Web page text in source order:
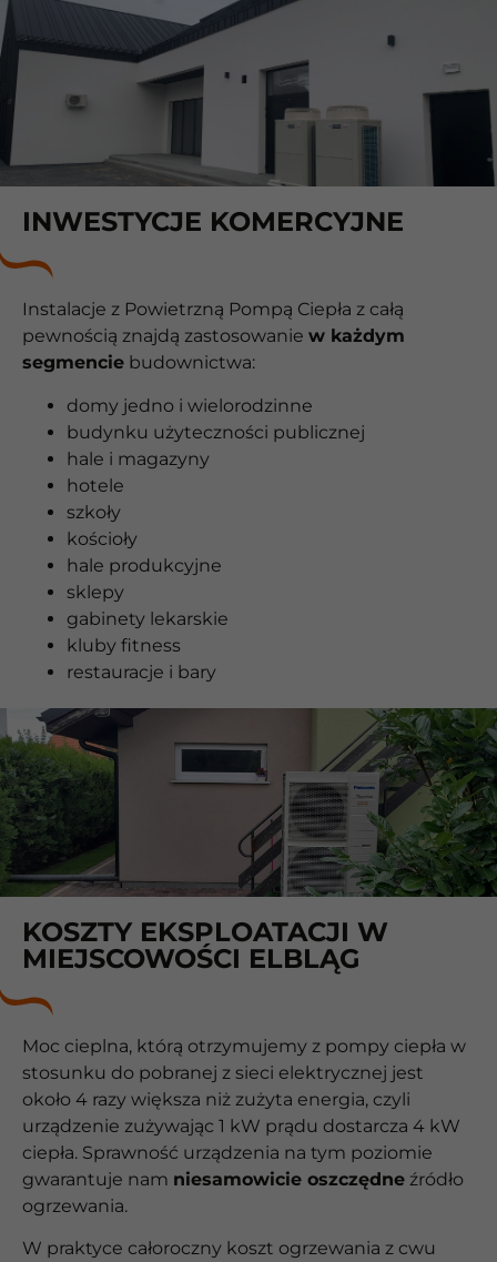
INWESTYCJE KOMERCYJNE
Instalacje z Powietrzną Pompą Ciepła z całą
pewnością znajdą zastosowanie w każdym
segmencie budownictwa:
domy jedno i wielorodzinne
budynku użyteczności publicznej
hale i magazyny
hotele
szkoły
kościoły
hale produkcyjne
sklepy
gabinety lekarskie
kluby fitness
restauracje i bary
KOSZTY EKSPLOATACJI W
MIEJSCOWOŚCI ELBLĄG
Moc cieplna, którą otrzymujemy z pompy ciepła w
stosunku do pobranej z sieci elektrycznej jest
około 4 razy większa niż zużyta energia, czyli
urządzenie zużywając 1 kW prądu dostarcza 4 kW
ciepła. Sprawność urządzenia na tym poziomie
gwarantuje nam niesamowicie oszczędne źródło
ogrzewania.
W praktyce całoroczny koszt ogrzewania z cwu